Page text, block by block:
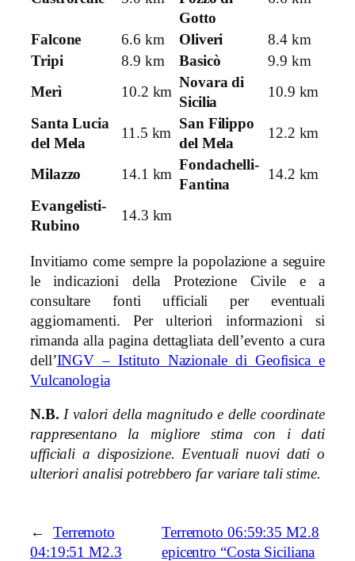
Gotto
Falcone 6.6 km Oliveri
8.4 km
Tripi
8.9 km Basicò
9.9 km
Merì
10.2 km
Novara di
Sicilia
10.9 km
Santa Lucia
del Mela
11.5 km
San Filippo
del Mela
12.2 km
Milazzo 14.1 km
Fondachelli-
Fantina
14.2 km
Evangelisti-
Rubino
14.3 km
Invitiamo come sempre la popolazione a seguire
le indicazioni della Protezione Civile e a
consultare fonti ufficiali per eventuali
aggiornamenti. Per ulteriori informazioni si
rimanda alla pagina dettagliata dell’evento a cura
dell’INGV – Istituto Nazionale di Geofisica e
Vulcanologia
N.B. I valori della magnitudo e delle coordinate
rappresentano la migliore stima con i dati
ufficiali a disposizione. Eventuali nuovi dati o
ulteriori analisi potrebbero far variare tali stime.
←
Terremoto
04:19:51 M2.3
Terremoto 06:59:35 M2.8
epicentro “Costa Siciliana